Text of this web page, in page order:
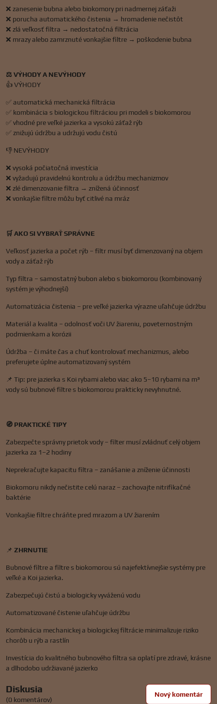
❌ zanesenie bubna alebo biokomory pri nadmernej záťaži
❌ porucha automatického čistenia → hromadenie nečistôt
❌ zlá veľkosť filtra → nedostatočná filtrácia
❌ mrazy alebo zamrznuté vonkajšie filtre → poškodenie bubna
⚖️ VÝHODY A NEVÝHODY
👍 VÝHODY
✅ automatická mechanická filtrácia
✅ kombinácia s biologickou filtráciou pri modeli s biokomorou
✅ vhodné pre veľké jazierka a vysokú záťaž rýb
✅ znižujú údržbu a udržujú vodu čistú
👎 NEVÝHODY
❌ vysoká počiatočná investícia
❌ vyžadujú pravidelnú kontrolu a údržbu mechanizmov
❌ zlé dimenzovanie filtra → znížená účinnosť
❌ vonkajšie filtre môžu byť citlivé na mráz
🛒 AKO SI VYBRAŤ SPRÁVNE
Veľkosť jazierka a počet rýb – filtr musí byť dimenzovaný na objem
vody a záťaž rýb
Typ filtra – samostatný bubon alebo s biokomorou (kombinovaný
systém je výhodnejší)
Automatizácia čistenia – pre veľké jazierka výrazne uľahčuje údržbu
Materiál a kvalita – odolnosť voči UV žiareniu, poveternostným
podmienkam a korózii
Údržba – či máte čas a chuť kontrolovať mechanizmus, alebo
preferujete úplne automatizovaný systém
📌 Tip: pre jazierka s Koi rybami alebo viac ako 5–10 rybami na m³
vody sú bubnové filtre s biokomorou prakticky nevyhnutné.
🧭 PRAKTICKÉ TIPY
Zabezpečte správny prietok vody – filter musí zvládnuť celý objem
jazierka za 1–2 hodiny
Neprekračujte kapacitu filtra – zanášanie a zníženie účinnosti
Biokomoru nikdy nečistite celú naraz – zachovajte nitrifikačné
baktérie
Vonkajšie filtre chráňte pred mrazom a UV žiarením
📌 ZHRNUTIE
Bubnové filtre a filtre s biokomorou sú najefektívnejšie systémy pre
veľké a Koi jazierka.
Zabezpečujú čistú a biologicky vyváženú vodu
Automatizované čistenie uľahčuje údržbu
Kombinácia mechanickej a biologickej filtrácie minimalizuje riziko
chorôb u rýb a rastlín
Investícia do kvalitného bubnového filtra sa oplatí pre zdravé, krásne
a dlhodobo udržiavané jazierko
Diskusia
(0 komentárov)
Nový komentár